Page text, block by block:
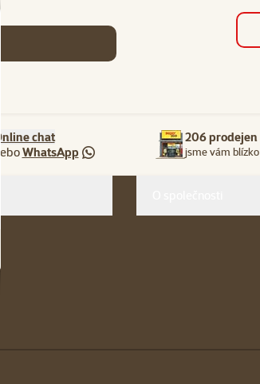
Online chat
neboWhatsApp
206 prodejen
jsme vám blízko